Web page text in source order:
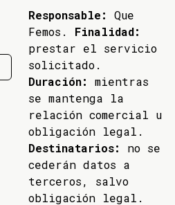
Responsable:
Que
Femos. Finalidad:
prestar el servicio
solicitado.
Duración:
mientras
se mantenga la
relación comercial u
obligación legal.
Destinatarios:
no se
cederán datos a
terceros, salvo
obligación legal.